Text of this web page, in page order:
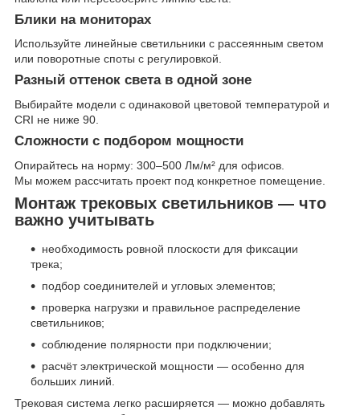
Блики на мониторах
Используйте линейные светильники с рассеянным светом
или поворотные споты с регулировкой.
Разный оттенок света в одной зоне
Выбирайте модели с одинаковой цветовой температурой и
CRI не ниже 90.
Сложности с подбором мощности
Опирайтесь на норму: 300–500 Лм/м² для офисов.
Мы можем рассчитать проект под конкретное помещение.
Монтаж трековых светильников — что
важно учитывать
необходимость ровной плоскости для фиксации
трека;
подбор соединителей и угловых элементов;
проверка нагрузки и правильное распределение
светильников;
соблюдение полярности при подключении;
расчёт электрической мощности — особенно для
больших линий.
Трековая система легко расширяется — можно добавлять